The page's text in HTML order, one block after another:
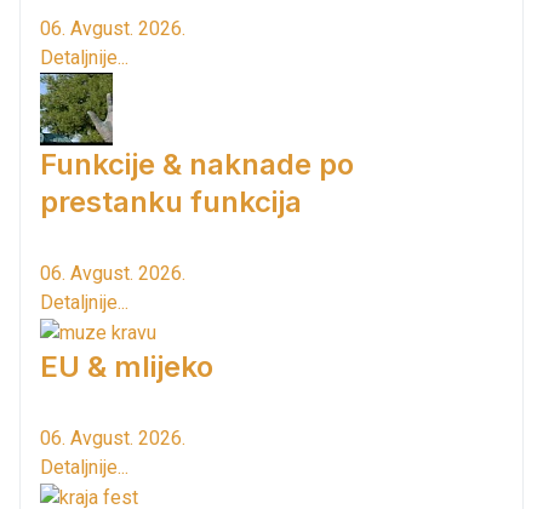
06. Avgust. 2026.
Detaljnije...
Funkcije & naknade po
prestanku funkcija
06. Avgust. 2026.
Detaljnije...
EU & mlijeko
06. Avgust. 2026.
Detaljnije...